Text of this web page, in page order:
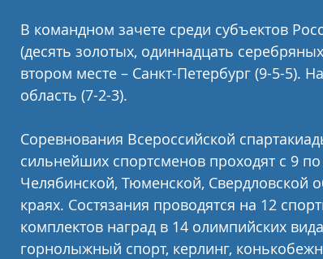
В командном зачете среди субъектов
(десять золотых, одиннадцать
втором месте – Санкт-Петербург (9-5-5).
область (7-2-3).
Соревнования Всероссийской
сильнейших спортсменов проходят с 9
Челябинской, Тюменской, Свердловской
краях. Состязания проводятся на 12
комплектов наград в 14 олимпийских
горнолыжный спорт, керлинг,